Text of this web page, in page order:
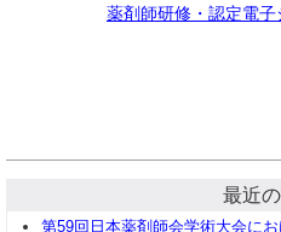
薬剤師研修・認定電子
最近
第59回日本薬剤師会学術大会に